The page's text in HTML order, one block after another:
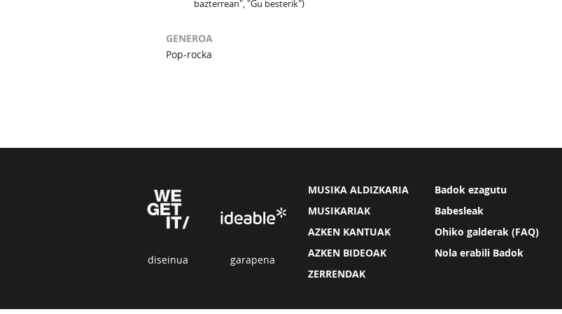
bazterrean", "Gu besterik")
GENEROA
Pop-rocka
diseinua garapena
MUSIKA ALDIZKARIA
MUSIKARIAK
AZKEN KANTUAK
AZKEN BIDEOAK
ZERRENDAK
Badok ezagutu
Babesleak
Ohiko galderak (FAQ)
Nola erabili Badok